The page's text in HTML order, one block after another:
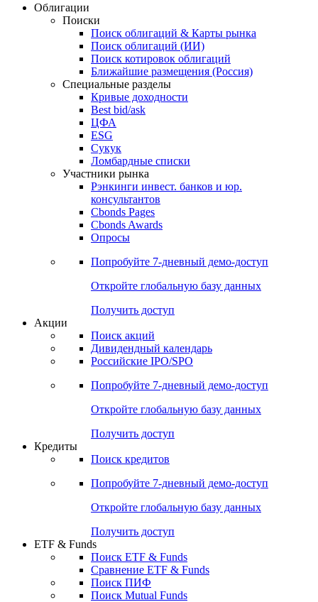
Облигации
Поиски
Поиск облигаций & Карты рынка
Поиск облигаций (ИИ)
Поиск котировок облигаций
Ближайшие размещения (Россия)
Специальные разделы
Кривые доходности
Best bid/ask
ЦФА
ESG
Сукук
Ломбардные списки
Участники рынка
Рэнкинги инвест. банков и юр.
консультантов
Cbonds Pages
Cbonds Awards
Опросы
Попробуйте 7-дневный демо-доступ
Откройте глобальную базу данных
Получить доступ
Акции
Поиск акций
Дивидендный календарь
Российские IPO/SPO
Попробуйте 7-дневный демо-доступ
Откройте глобальную базу данных
Получить доступ
Кредиты
Поиск кредитов
Попробуйте 7-дневный демо-доступ
Откройте глобальную базу данных
Получить доступ
ETF & Funds
Поиск ETF & Funds
Сравнение ETF & Funds
Поиск ПИФ
Поиск Mutual Funds